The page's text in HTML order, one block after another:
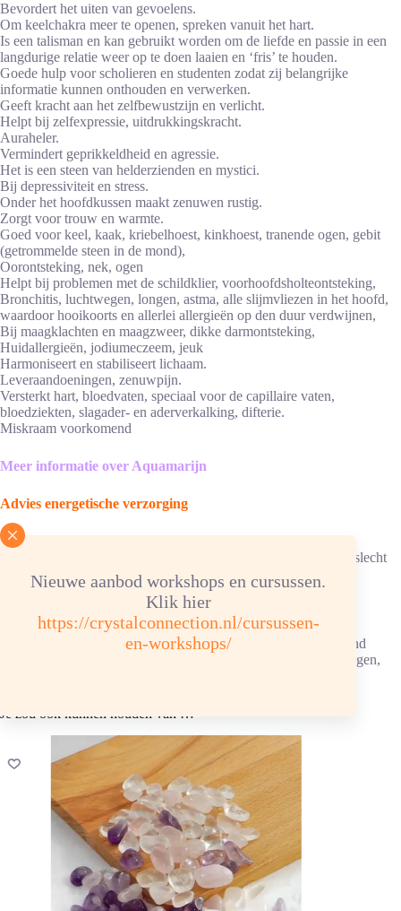
Nieuwe aanbod workshops en cursussen.
Klik hier
https://crystalconnection.nl/cursussen-
en-workshops/
Bevordert het uiten van gevoelens.
Om keelchakra meer te openen, spreken vanuit het hart.
Is een talisman en kan gebruikt worden om de liefde en passie in een
langdurige relatie weer op te doen laaien en ‘fris’ te houden.
Goede hulp voor scholieren en studenten zodat zij belangrijke
informatie kunnen onthouden en verwerken.
Geeft kracht aan het zelfbewustzijn en verlicht.
Helpt bij zelfexpressie, uitdrukkingskracht.
Auraheler.
Vermindert geprikkeldheid en agressie.
Het is een steen van helderzienden en mystici.
Bij depressiviteit en stress.
Onder het hoofdkussen maakt zenuwen rustig.
Zorgt voor trouw en warmte.
Goed voor keel, kaak, kriebelhoest, kinkhoest, tranende ogen, gebit
(getrommelde steen in de mond),
Oorontsteking, nek, ogen
Helpt bij problemen met de schildklier, voorhoofdsholteontsteking,
Bronchitis, luchtwegen, longen, astma, alle slijmvliezen in het hoofd,
waardoor hooikoorts en allerlei allergieën op den duur verdwijnen,
Bij maagklachten en maagzweer, dikke darmontsteking,
Huidallergieën, jodiumeczeem, jeuk
Harmoniseert en stabiliseert lichaam.
Leveraandoeningen, zenuwpijn.
Versterkt hart, bloedvaten, speciaal voor de capillaire vaten,
bloedziekten, slagader- en aderverkalking, difterie.
Miskraam voorkomend
Meer informatie over Aquamarijn
Advies energetische verzorging
Reinigen/ontladen: 1x per maand onder stromend water.
Ketting/armband: in hematietverzorgingssteentjes, elastiek kan slecht
tegen water.
Opladen: aansluitend 6 uur in het daglicht.
Chemische samenstelling: Al2Be3 (Si6 O18) Hardheid 7½
Kleur: lichtblauw, blauw, blauwgroen, door- tot ondoorschijnend
Sterrenbeeld: Steenbok, waterman, vissen, weegschaal, tweelingen,
Je zou ook kunnen houden van …